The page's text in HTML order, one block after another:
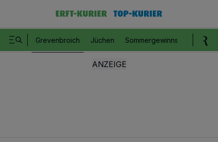
Grevenbroich Jüchen Sommergewinnspiel